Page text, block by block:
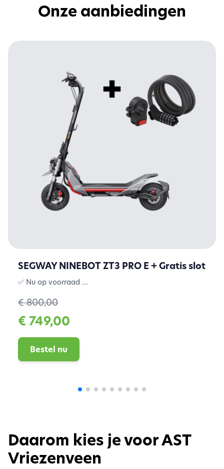
Onze aanbiedingen
SEGWAY NINEBOT ZT3 PRO E + Gratis slot
✅ Nu op voorraad ...
€ 800,00
€ 749,00
Bestel nu
Daarom kies je voor AST
Vriezenveen